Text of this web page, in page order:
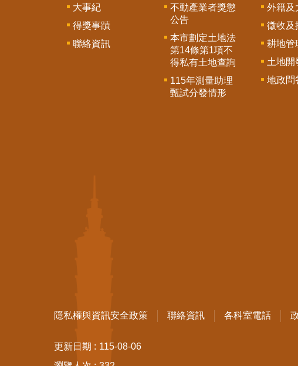
大事紀
得獎事蹟
聯絡資訊
不動產業者獎懲
公告
本市劃定土地法
第14條第1項不
得私有土地查詢
115年測量助理
甄試分發情形
外籍及
徵收及
耕地管
土地開
地政問
隱私權與資訊安全政策 聯絡資訊 各科室電話
更新日期
115-08-06